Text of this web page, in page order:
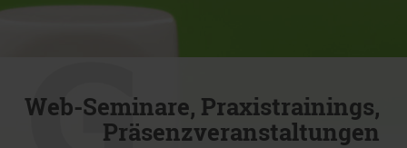
Web-Seminare, Praxistrainings,
Präsenzveranstaltungen